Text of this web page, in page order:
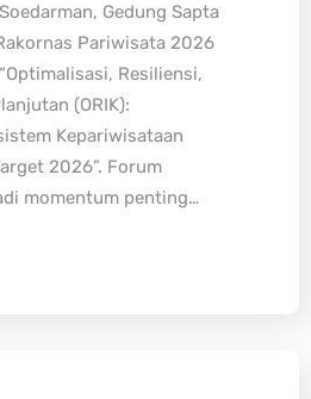
Gedung Sapta
Pariwisata 2026
Resiliensi,
(ORIK):
Kepariwisataan
2026”. Forum
momentum penting…